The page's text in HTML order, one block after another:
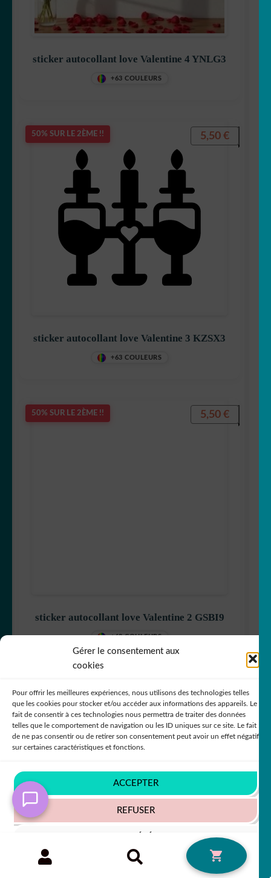
Gérer le consentement aux
cookies
Pour offrir les meilleures expériences, nous utilisons des technologies telles
que les cookies pour stocker et/ou accéder aux informations des appareils. Le
fait de consentir à ces technologies nous permettra de traiter des données
telles que le comportement de navigation ou les ID uniques sur ce site. Le fait
de ne pas consentir ou de retirer son consentement peut avoir un effet négatif
sur certaines caractéristiques et fonctions.
ACCEPTER
REFUSER
Politique de confidentialité
website is restructuring its languages - Afin de vous
donner un meilleur service, notre site restructure ses
langues
Ignorer
sticker autocollant love Valentine 4 YNLG3
+63 COULEURS
50% SUR LE 2ÈME !!
sticker autocollant love Valentine 3 KZSX3
+63 COULEURS
5,50 €
50% SUR LE 2ÈME !!
sticker autocollant love Valentine 2 GSBI9
+63 COULEURS
5,50 €
50% SUR LE 2ÈME !! 5,50€
Recherche
RECHERCHE